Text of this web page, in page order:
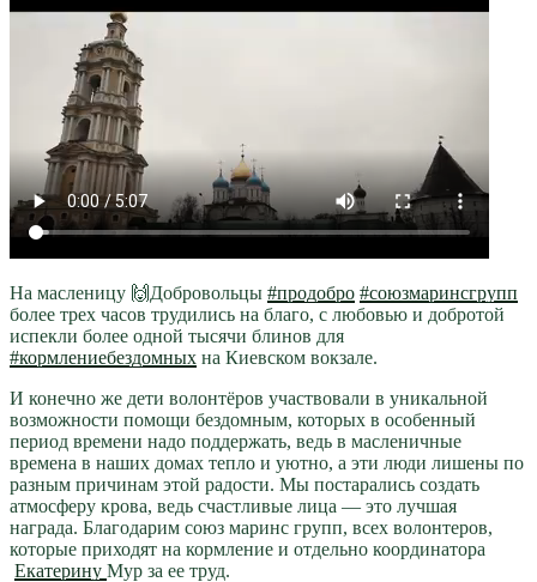
На масленицу 🙌Добровольцы #продобро #союзмаринсгрупп
более трех часов трудились на благо, с любовью и добротой
испекли более одной тысячи блинов для
#кормлениебездомных на Киевском вокзале.
И конечно же дети волонтёров участвовали в уникальной
возможности помощи бездомным, которых в особенный
период времени надо поддержать, ведь в масленичные
времена в наших домах тепло и уютно, а эти люди лишены по
разным причинам этой радости. Мы постарались создать
атмосферу крова, ведь счастливые лица — это лучшая
награда. Благодарим союз маринс групп, всех волонтеров,
которые приходят на кормление и отдельно координатора
Екатерину Мур за ее труд.